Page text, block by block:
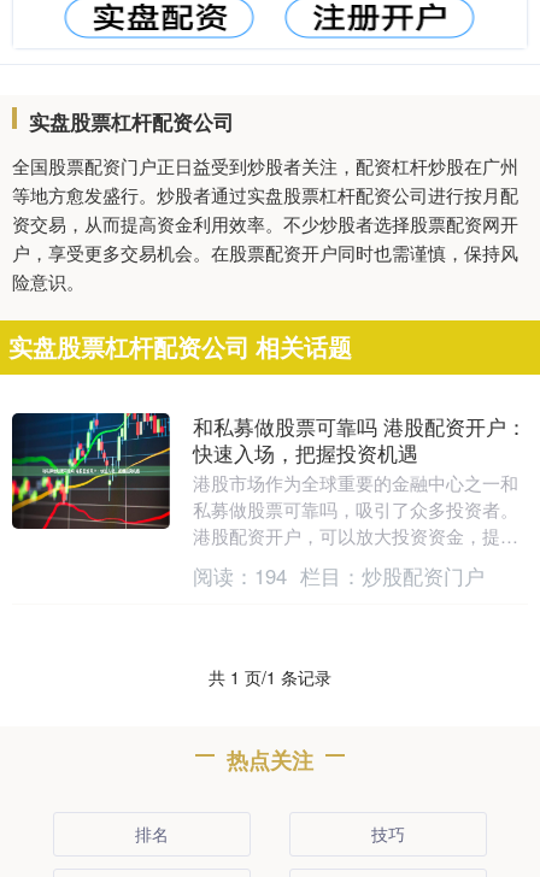
实盘股票杠杆配资公司
全国股票配资门户正日益受到炒股者关注，配资杠杆炒股在广州
等地方愈发盛行。炒股者通过实盘股票杠杆配资公司进行按月配
资交易，从而提高资金利用效率。不少炒股者选择股票配资网开
户，享受更多交易机会。在股票配资开户同时也需谨慎，保持风
险意识。
实盘股票杠杆配资公司 相关话题
和私募做股票可靠吗 港股配资开户：
快速入场，把握投资机遇
港股市场作为全球重要的金融中心之一和
私募做股票可靠吗，吸引了众多投资者。
港股配资开户，可以放大投资资金，提升
收益率。 2. 苹果公司（AAPL）：作为全
球最大的....
阅读： 194 栏目： 炒股配资门户
共 1 页/1 条记录
热点关注
排名 技巧